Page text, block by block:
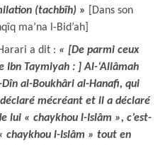
(tachbîh) »
[Dans son
ma’na l-Bid’ah]
a dit : « [De parmi ceux
Ibn Taymiyah : ] Al-‘Allâmah
Dîn al-Boukhâri al-Hanafi, qui
mécréant et il a déclaré
lui « chaykhou l-Islâm », c’est-
chaykhou l-Islâm » tout en